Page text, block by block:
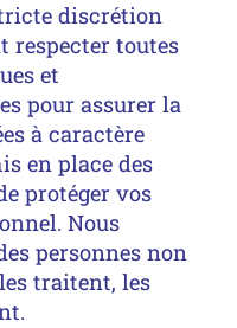
discrétion
respecter toutes
et
pour assurer la
à caractère
en place des
protéger vos
Nous
personnes non
traitent, les